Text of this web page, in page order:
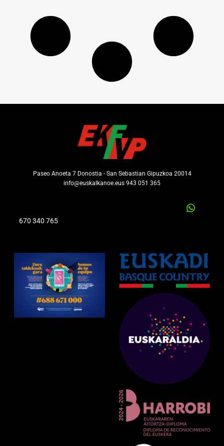
Paseo Anoeta 7 Donostia - San Sebastian Gipuzkoa 20014
info@euskalkanoe.eus 943 051 365
670 340 765